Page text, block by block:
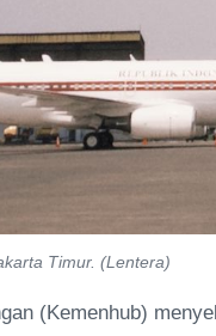
Timur. (Lentera)
(Kemenhub)